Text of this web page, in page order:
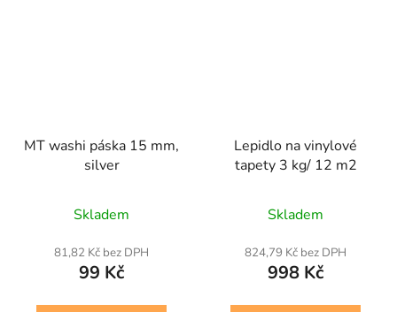
MT washi páska 15 mm,
silver
Skladem
81,82 Kč bez DPH
99 Kč
Lepidlo na vinylové
tapety 3 kg/ 12 m2
Skladem
824,79 Kč bez DPH
998 Kč